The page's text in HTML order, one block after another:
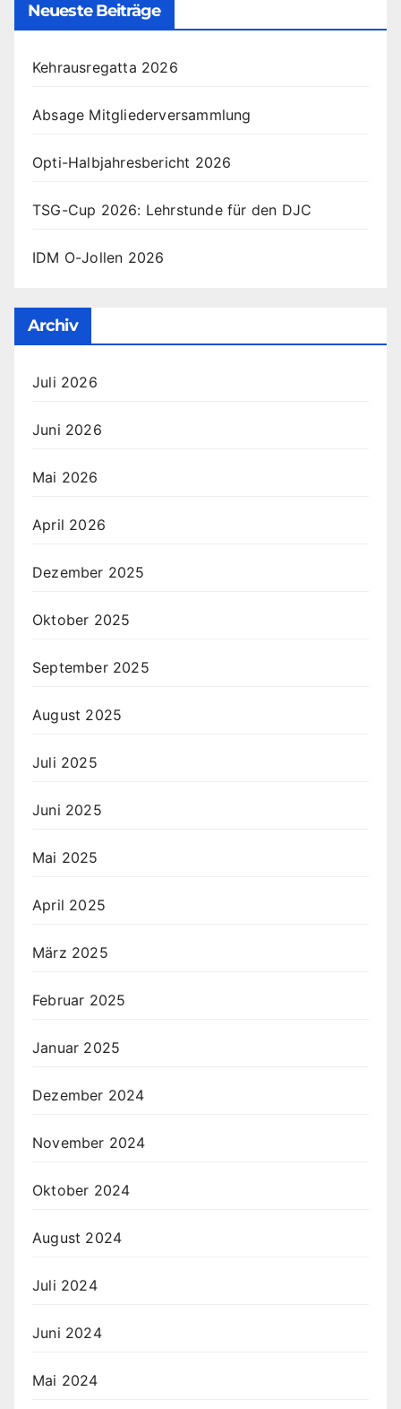
Neueste Beiträge
Kehrausregatta 2026
Absage Mitgliederversammlung
Opti-Halbjahresbericht 2026
TSG-Cup 2026: Lehrstunde für den DJC
IDM O-Jollen 2026
Archiv
Juli 2026
Juni 2026
Mai 2026
April 2026
Dezember 2025
Oktober 2025
September 2025
August 2025
Juli 2025
Juni 2025
Mai 2025
April 2025
März 2025
Februar 2025
Januar 2025
Dezember 2024
November 2024
Oktober 2024
August 2024
Juli 2024
Juni 2024
Mai 2024